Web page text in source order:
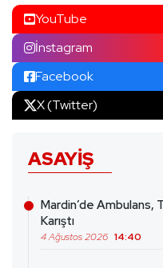
YouTube
İnstagram
Facebook
X (Twitter)
ASAYIŞ
Mardin’de Ambulans,
Karıştı
4 Ağustos 2026 14:40